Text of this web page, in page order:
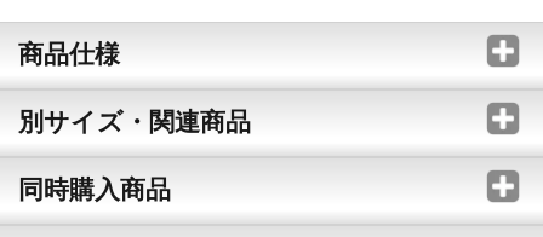
商品仕様
別サイズ・関連商品
同時購入商品